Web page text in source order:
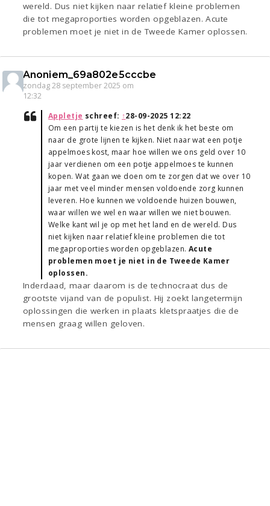
wereld. Dus niet kijken naar relatief kleine problemen
die tot megaproporties worden opgeblazen. Acute
problemen moet je niet in de Tweede Kamer oplossen.
Anoniem_69a802e5cccbe
zondag 28 september 2025 om
12:32
Appletje schreef: ↑28-09-2025 12:22
Om een partij te kiezen is het denk ik het beste om
naar de grote lijnen te kijken. Niet naar wat een potje
appelmoes kost, maar hoe willen we ons geld over 10
jaar verdienen om een potje appelmoes te kunnen
kopen. Wat gaan we doen om te zorgen dat we over 10
jaar met veel minder mensen voldoende zorg kunnen
leveren. Hoe kunnen we voldoende huizen bouwen,
waar willen we wel en waar willen we niet bouwen.
Welke kant wil je op met het land en de wereld. Dus
niet kijken naar relatief kleine problemen die tot
megaproporties worden opgeblazen. Acute
problemen moet je niet in de Tweede Kamer
oplossen.
Inderdaad, maar daarom is de technocraat dus de
grootste vijand van de populist. Hij zoekt langetermijn
oplossingen die werken in plaats kletspraatjes die de
mensen graag willen geloven.